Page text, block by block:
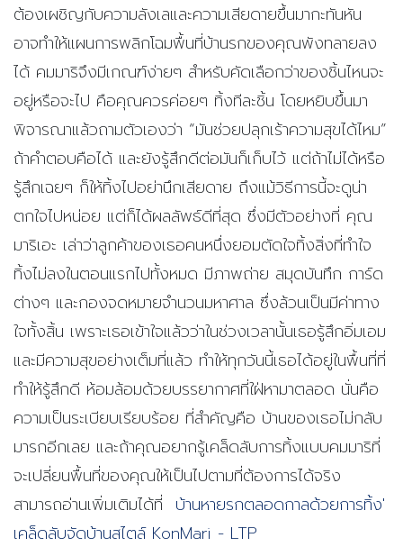
ต้องเผชิญกับความลังเลและความเสียดายขึ้นมากะทันหัน
อาจทำให้แผนการพลิกโฉมพื้นที่บ้านรกของคุณพังทลายลง
ได้ คมมาริจึงมีเกณฑ์ง่ายๆ สำหรับคัดเลือกว่าของชิ้นไหนจะ
อยู่หรือจะไป คือคุณควรค่อยๆ ทิ้งทีละชิ้น โดยหยิบขึ้นมา
พิจารณาแล้วถามตัวเองว่า “มันช่วยปลุกเร้าความสุขได้ไหม”
ถ้าคำตอบคือได้ และยังรู้สึกดีต่อมันก็เก็บไว้ แต่ถ้าไม่ได้หรือ
รู้สึกเฉยๆ ก็ให้ทิ้งไปอย่านึกเสียดาย ถึงแม้วิธีการนี้จะดูน่า
ตกใจไปหน่อย แต่ก็ได้ผลลัพธ์ดีที่สุด ซึ่งมีตัวอย่างที่ คุณ
มาริเอะ เล่าว่าลูกค้าของเธอคนหนึ่งยอมตัดใจทิ้งสิ่งที่ทำใจ
ทิ้งไม่ลงในตอนแรกไปทั้งหมด มีภาพถ่าย สมุดบันทึก การ์ด
ต่างๆ และกองจดหมายจำนวนมหาศาล ซึ่งล้วนเป็นมีค่าทาง
ใจทั้งสิ้น เพราะเธอเข้าใจแล้วว่าในช่วงเวลานั้นเธอรู้สึกอิ่มเอม
และมีความสุขอย่างเต็มที่แล้ว ทำให้ทุกวันนี้เธอได้อยู่ในพื้นที่ที่
ทำให้รู้สึกดี ห้อมล้อมด้วยบรรยากาศที่ใฝ่หามาตลอด นั่นคือ
ความเป็นระเบียบเรียบร้อย ที่สำคัญคือ บ้านของเธอไม่กลับ
มารกอีกเลย และถ้าคุณอยากรู้เคล็ดลับการทิ้งแบบคมมาริที่
จะเปลี่ยนพื้นที่ของคุณให้เป็นไปตามที่ต้องการได้จริง
สามารถอ่านเพิ่มเติมได้ที่ บ้านหายรกตลอดกาลด้วยการทิ้ง'
เคล็ดลับจัดบ้านสไตล์ KonMari - LTP